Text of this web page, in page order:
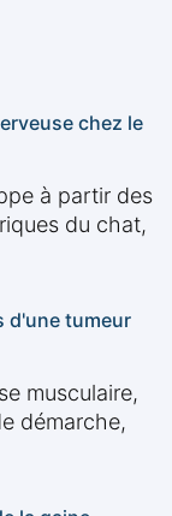
chez le
à partir des
du chat,
d'une tumeur
musculaire,
démarche,